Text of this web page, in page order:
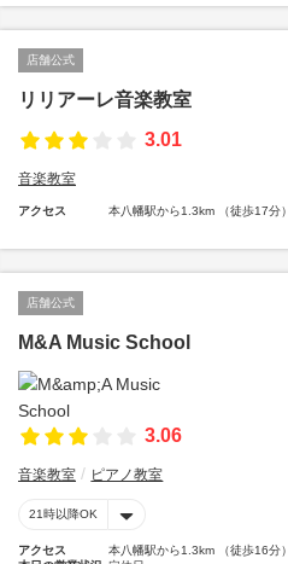
店舗公式
リリアーレ音楽教室
3.01
音楽教室
アクセス 本八幡駅から1.3km （徒歩17分）
店舗公式
M&A Music School
3.06
音楽教室 ピアノ教室
21時以降OK
アクセス
本八幡駅から1.3km （徒歩16分）